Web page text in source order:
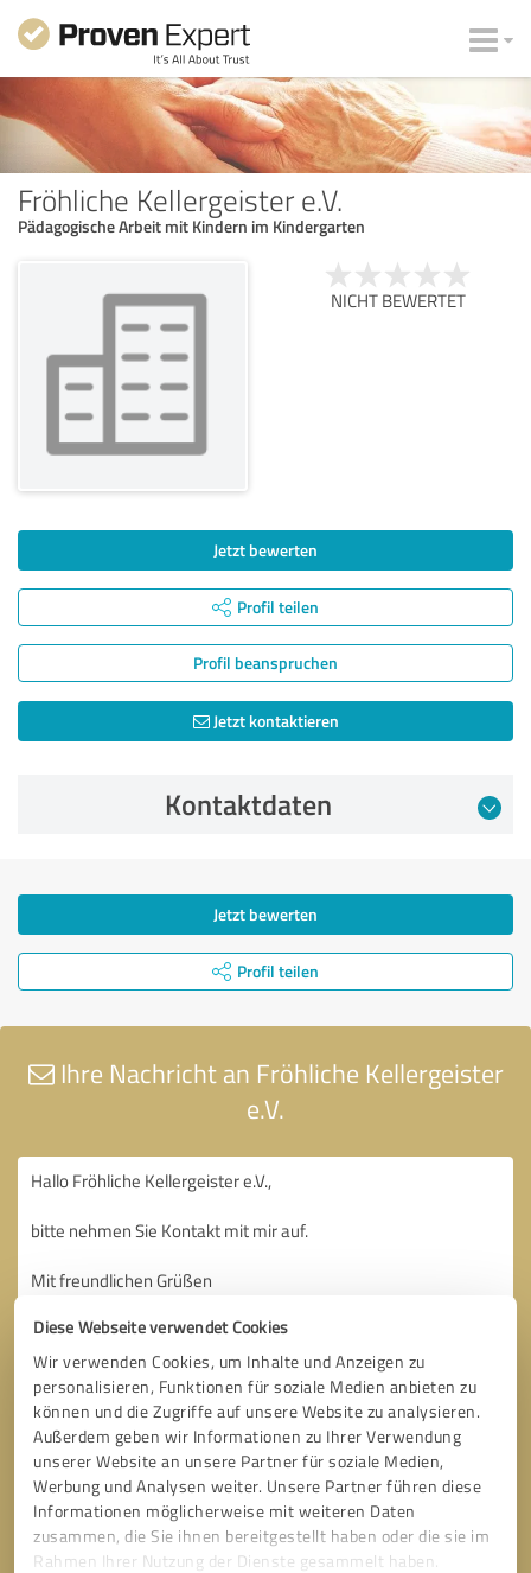
Diese Webseite verwendet Cookies
Wir verwenden Cookies, um Inhalte und Anzeigen zu
personalisieren, Funktionen für soziale Medien anbieten zu
können und die Zugriffe auf unsere Website zu analysieren.
Außerdem geben wir Informationen zu Ihrer Verwendung
unserer Website an unsere Partner für soziale Medien,
Werbung und Analysen weiter. Unsere Partner führen diese
Informationen möglicherweise mit weiteren Daten
zusammen, die Sie ihnen bereitgestellt haben oder die sie im
Rahmen Ihrer Nutzung der Dienste gesammelt haben.
Fröhliche Kellergeister e.V.
Pädagogische Arbeit mit Kindern im Kindergarten
NICHT BEWERTET
Jetzt bewerten
Profil teilen
Profil beanspruchen
Jetzt kontaktieren
Kontaktdaten
Jetzt bewerten
Profil teilen
Ihre Nachricht an Fröhliche Kellergeister
e.V.